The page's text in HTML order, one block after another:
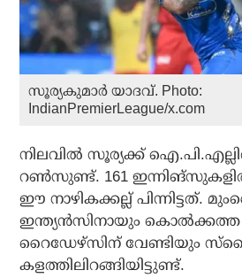
സൂര്യകുമാര്‍ യാദവ്. Photo:
IndianPremierLeague/x.com
നിലവില്‍ സൂര്യക്ക്
റണ്‍സുണ്ട്. 161
ഈ നാഴികക്കല്ല് പിന്നിട്ടത്.
ഇന്ത്യന്‍സിനായും കൊല്‍ക്കത്ത
റൈഡേഴ്‌സിന് വേണ്ടിയും
കളത്തിലിറങ്ങിയിട്ടുണ്ട്.